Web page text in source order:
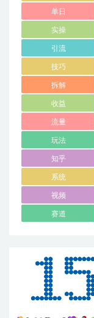
单日
实操
引流
技巧
拆解
收益
流量
玩法
知乎
系统
视频
赛道